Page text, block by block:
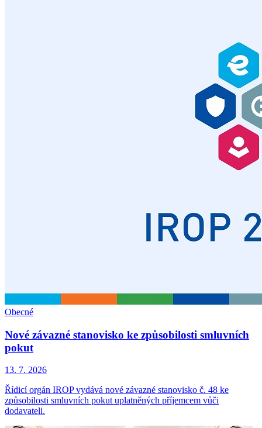
Obecné
Nové závazné stanovisko ke způsobilosti smluvních
pokut
13. 7. 2026
Řídicí orgán IROP vydává nové závazné stanovisko č. 48 ke
způsobilosti smluvních pokut uplatněných příjemcem vůči
dodavateli.